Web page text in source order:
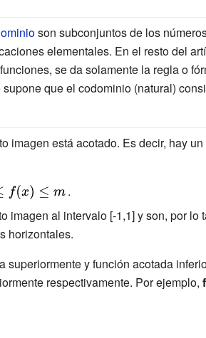
})}
son subconjuntos de los
elementales. En el resto del
se da solamente la regla o
supone que el codominio (natural)
imagen está acotado. Es decir, hay
m\,}
.
imagen al intervalo [-1,1] y son, por lo
horizontales.
y función acotada
respectivamente. Por ejemplo,